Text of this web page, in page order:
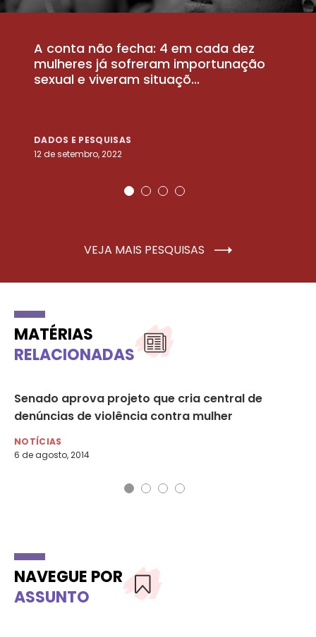
A conta não fecha: 4 em cada dez
mulheres já sofreram importunação
sexual e viveram situaçõ...
DADOS E PESQUISAS
12 de setembro, 2022
VEJA MAIS PESQUISAS
MATÉRIAS
RELACIONADAS
Senado aprova projeto que cria central de
denúncias de violência contra mulher
NOTÍCIAS
6 de agosto, 2014
NAVEGUE POR
ASSUNTO